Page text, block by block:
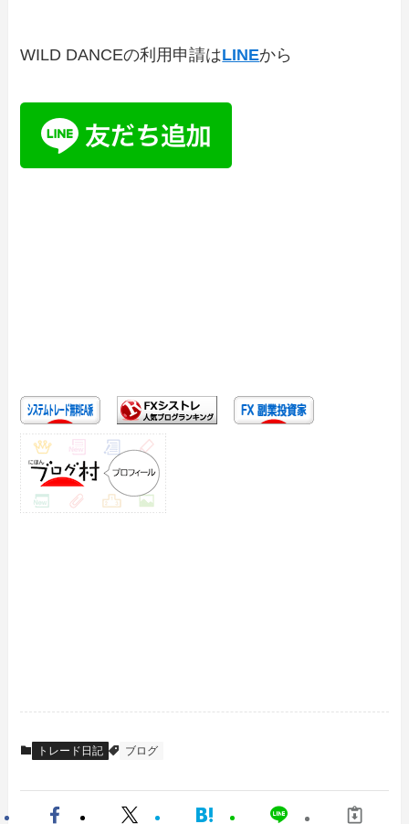
WILD DANCEの利用申請はLINEから
トレード日記 ブログ